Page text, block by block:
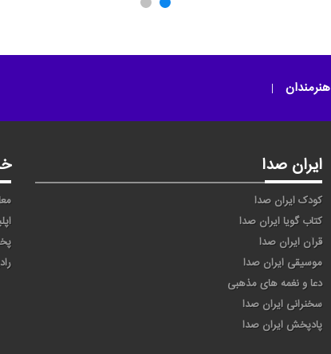
هنرمندان
ایران صدا
کودک ایران صدا
کتاب گویا ایران صدا
قرآن ایران صدا
موسیقی ایران صدا
دعا و نغمه های مذهبی
سخنرانی ایران صدا
پادپخش ایران صدا